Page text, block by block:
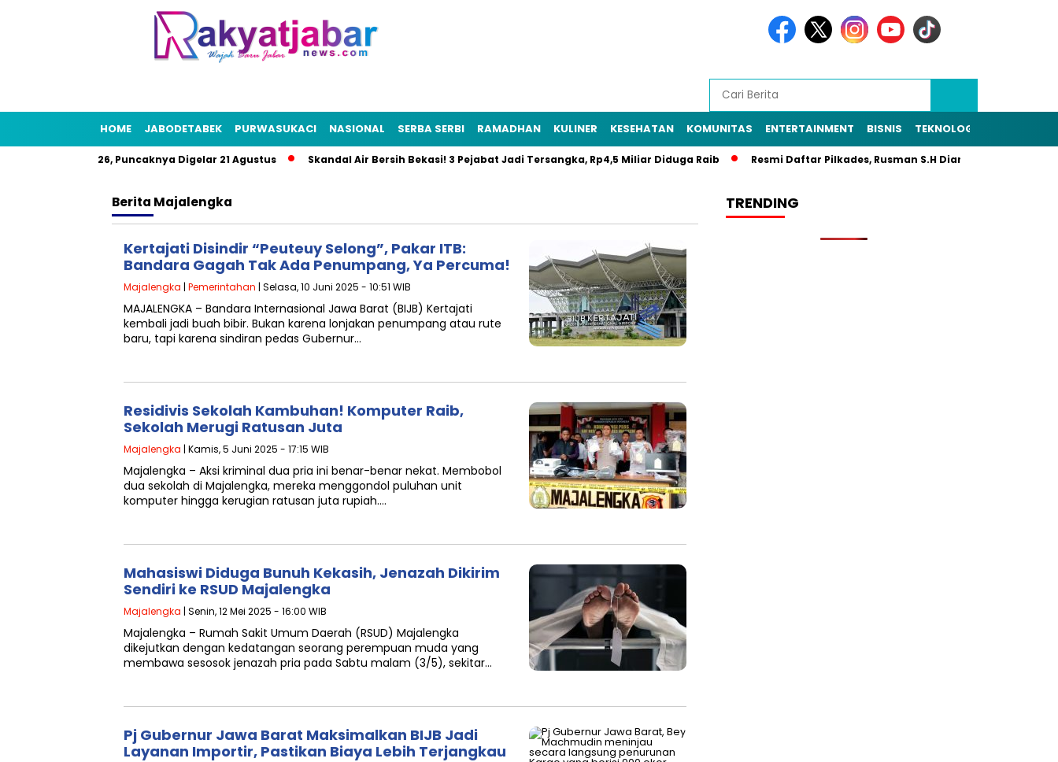
HOME JABODETABEK PURWASUKACI NASIONAL SERBA SERBI RAMADHAN KULINER KESEHATAN KOMUNITAS ENTERTAINMENT BISNIS TEKNOLOGI
HUT RI 2026, Puncaknya Digelar 21 Agustus Skandal Air Bersih Bekasi! 3 Pejabat Jadi Tersangka, Rp4,5 Miliar Diduga Raib Resmi Daftar Pilkades, Rusman S.H Diantar Sekitar 1.000
Berita Majalengka
Kertajati Disindir “Peuteuy Selong”, Pakar ITB:
Bandara Gagah Tak Ada Penumpang, Ya Percuma!
Majalengka | Pemerintahan | Selasa, 10 Juni 2025 - 10:51 WIB
MAJALENGKA – Bandara Internasional Jawa Barat (BIJB) Kertajati
kembali jadi buah bibir. Bukan karena lonjakan penumpang atau rute
baru, tapi karena sindiran pedas Gubernur…
Residivis Sekolah Kambuhan! Komputer Raib,
Sekolah Merugi Ratusan Juta
Majalengka | Kamis, 5 Juni 2025 - 17:15 WIB
Majalengka – Aksi kriminal dua pria ini benar-benar nekat. Membobol
dua sekolah di Majalengka, mereka menggondol puluhan unit
komputer hingga kerugian ratusan juta rupiah….
Mahasiswi Diduga Bunuh Kekasih, Jenazah Dikirim
Sendiri ke RSUD Majalengka
Majalengka | Senin, 12 Mei 2025 - 16:00 WIB
Majalengka – Rumah Sakit Umum Daerah (RSUD) Majalengka
dikejutkan dengan kedatangan seorang perempuan muda yang
membawa sesosok jenazah pria pada Sabtu malam (3/5), sekitar…
Pj Gubernur Jawa Barat Maksimalkan BIJB Jadi
Layanan Importir, Pastikan Biaya Lebih Terjangkau
TRENDING